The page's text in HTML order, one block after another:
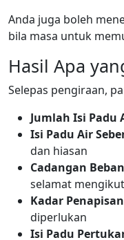
Anda juga boleh
bila masa untuk
Hasil Apa
Selepas pengiraan,
Jumlah Isi Padu
Isi Padu Air
dan hiasan
Cadangan
selamat
Kadar Penapisan
diperlukan
Isi Padu